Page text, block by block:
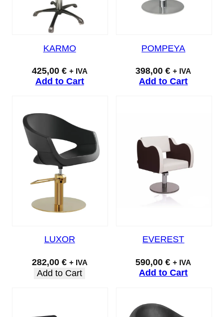
KARMO
425,00 € + IVA
Add to Cart
POMPEYA
398,00€ + IVA
Add to Cart
LUXOR
282,00 € + IVA
Add to Cart
EVEREST
590,00€ + IVA
Add to Cart